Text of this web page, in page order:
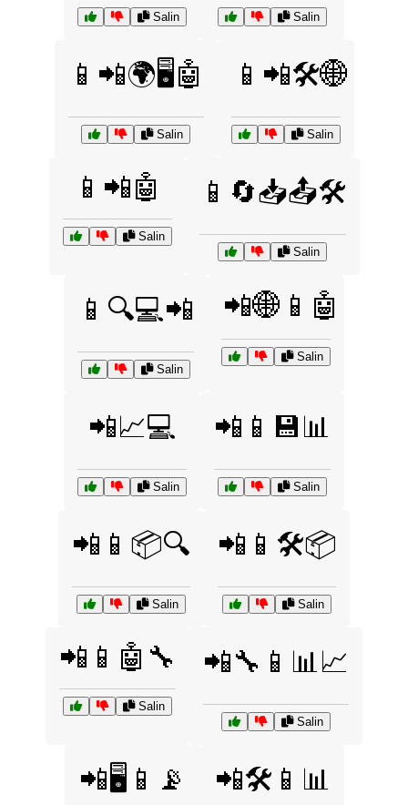
Salin Salin
📱📲🌍🖥️🤖
Salin
📱📲🛠️🌐
Salin
📱📲🤖
Salin
📱🔄📥📤🛠️
Salin
📱🔍💻📲
Salin
📲🌐📱🤖
Salin
📲📈💻
Salin
📲📱💾📊
Salin
📲📱📦🔍
Salin
📲📱🛠️📦
Salin
📲📱🤖🔧
Salin
📲🔧📱📊📈
Salin
📲🖥️📱📡 📲🛠️📱📊